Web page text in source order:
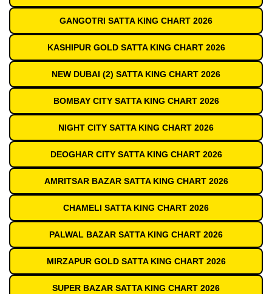
GANGOTRI SATTA KING CHART 2026
KASHIPUR GOLD SATTA KING CHART 2026
NEW DUBAI (2) SATTA KING CHART 2026
BOMBAY CITY SATTA KING CHART 2026
NIGHT CITY SATTA KING CHART 2026
DEOGHAR CITY SATTA KING CHART 2026
AMRITSAR BAZAR SATTA KING CHART 2026
CHAMELI SATTA KING CHART 2026
PALWAL BAZAR SATTA KING CHART 2026
MIRZAPUR GOLD SATTA KING CHART 2026
SUPER BAZAR SATTA KING CHART 2026